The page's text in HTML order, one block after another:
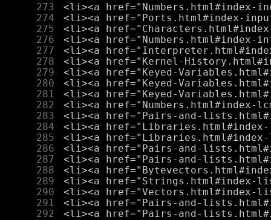
    273
    274
    275
    276
    277
    278
    279
    280
    281
    282
    283
    284
    285
    286
    287
    288
    289
    290
    291
    292